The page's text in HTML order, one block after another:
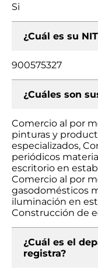
Si
¿Cuál es su
900575327
¿Cuáles son
Comercio al por
pinturas y
especializados,
periódicos
escritorio en
Comercio al por
gasodomésticos
iluminación en
Construcción de
¿Cuál es el
registra?